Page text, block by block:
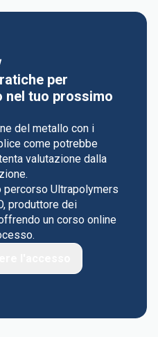
per
tuo prossimo
del metallo con i
come potrebbe
valutazione dalla
percorso Ultrapolymers
produttore dei
un corso online